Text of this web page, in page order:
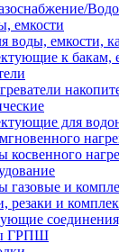
емкости
воды, емкости,
к бакам,
для
косвенного
газовые и
резаки и
ГРПШ